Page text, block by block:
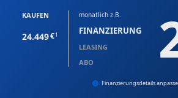
monatlich z.B.
FINANZIERUNG
LEASING
ABO
KAUFEN
24.449 1
Finanzierungsdetails